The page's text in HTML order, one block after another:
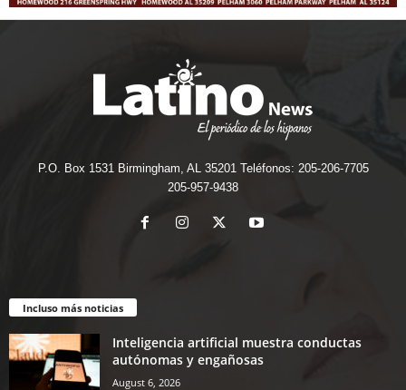
P.O. Box 1531 Birmingham, AL 35201 Teléfonos: 205-206-7705
205-957-9438
Incluso más noticias
Inteligencia artificial muestra conductas
autónomas y engañosas
August 6, 2026